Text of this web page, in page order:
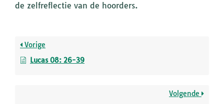
de zelfreflectie van de hoorders.
Vorige
Lucas 08: 26-39
Volgende